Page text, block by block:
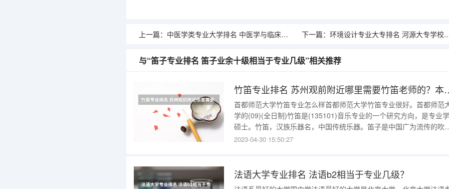
上一篇： 中医学类专业大学排名 中医学与临床医学哪个前景好？ 下一篇： 环境设计专业大专排名 河源大专学校有哪些
与“笛子专业排名 笛子业余十级相当于专业几级”相关推荐
竹笛专业排名 苏州观前附近哪里
首都师范大学竹笛专业怎么样首都师范大学竹笛专业很好。首都师范
学的(09)(全日制)竹笛是(135101)音乐专业的一个研究方向，是专业
硕士。竹笛，汉族乐器名，中国传统乐器。笛子是中国广为流传的吹
乐器，因为是用天然竹材制成，所以也称为“竹笛”。竹笛流传地域广
2023-04-30 15:50:27
法语大学专业排名 法语b2相当于专业几级？